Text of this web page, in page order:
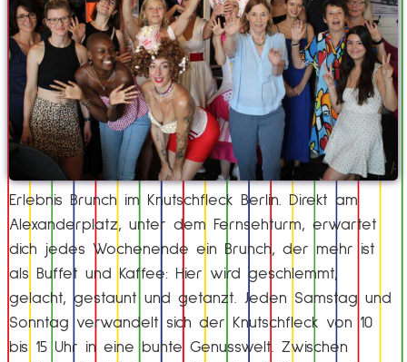
Erlebnis Brunch im Knutschfleck Berlin. Direkt am
Alexanderplatz, unter dem Fernsehturm, erwartet
dich jedes Wochenende ein Brunch, der mehr ist
als Buffet und Kaffee: Hier wird geschlemmt,
gelacht, gestaunt und getanzt. Jeden Samstag und
Sonntag verwandelt sich der Knutschfleck von 10
bis 15 Uhr in eine bunte Genusswelt. Zwischen